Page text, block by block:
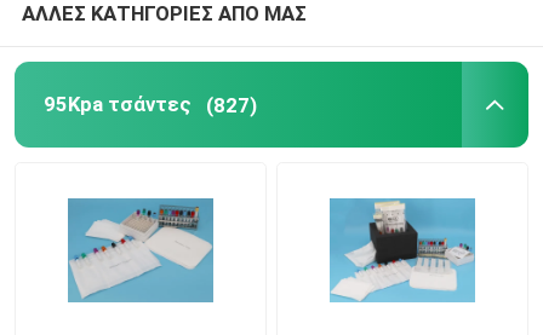
Μονωμένα κιβώτια
Κιβώτια μεταφορών ψυκτικών ουσιών
Ιατρικά εφόδια αιμοστατικών επιδέσμων
ΑΛΛΕΣ ΚΑΤΗΓΟΡΙΕΣ ΑΠΟ ΜΑΣ
95Kpa τσάντες (827)